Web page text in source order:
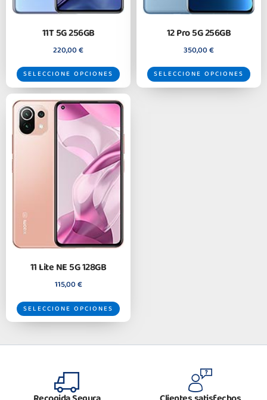
11T 5G 256GB
220,00€
SELECCIONE OPCIONES
12 Pro 5G 256GB
350,00€
SELECCIONE OPCIONES
11 Lite NE 5G 128GB
115,00€
SELECCIONE OPCIONES